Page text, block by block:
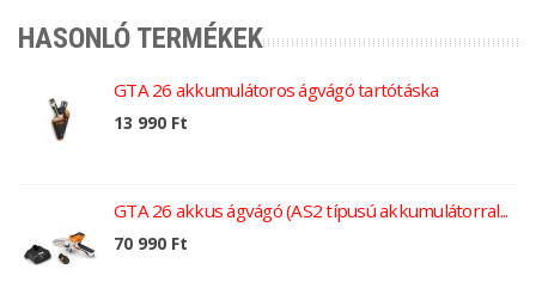
HASONLÓ TERMÉKEK
GTA 26 akkumulátoros ágvágó tartótáska
13 990 Ft
GTA 26 akkus ágvágó (AS2 típusú akkumulátorral...
70 990 Ft